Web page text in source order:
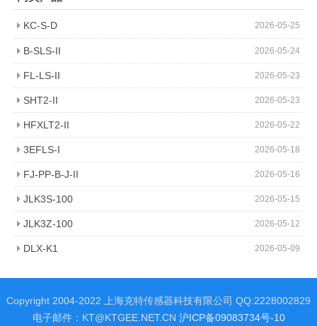
2026-05-25
KC-S-D
2026-05-24
B-SLS-II
2026-05-23
FL-LS-II
2026-05-23
SHT2-II
2026-05-22
HFXLT2-II
2026-05-18
3EFLS-I
2026-05-16
FJ-PP-B-J-II
2026-05-15
JLK3S-100
2026-05-12
JLK3Z-100
2026-05-09
DLX-K1
Copyright 2004-2022 上海克特传感器科技有限公司 QQ:2228002829
电子邮件：KT@KTGEE.NET.CN 沪ICP备09083734号-10